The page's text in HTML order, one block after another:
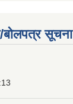
बोलपत्र सूचना